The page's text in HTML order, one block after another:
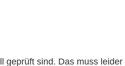
geprüft sind. Das muss leider